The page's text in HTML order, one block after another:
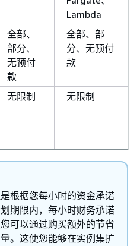
Lambda
全部、
部分、
无预付
款
全部、部
分、无预付
款
无限制 无限制
根据您每小时的资金承诺
期限内，每小时财务承诺
可以通过购买额外的节省
。这使您能够在实例集扩